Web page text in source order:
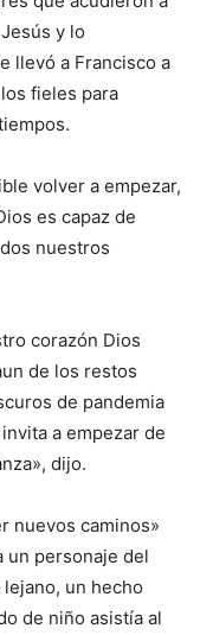
y lo
llevó a Francisco a
fieles para
volver a empezar,
es capaz de
nuestros
corazón Dios
de los restos
de pandemia
a empezar de
dijo.
nuevos caminos»
un personaje del
un hecho
de niño asistía al